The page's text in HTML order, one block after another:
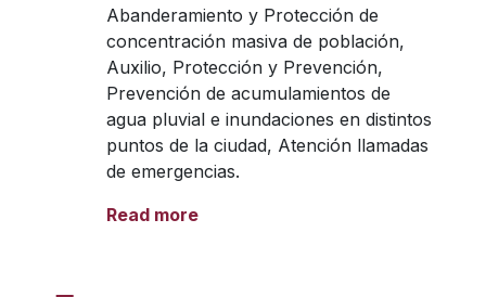
Abanderamiento y Protección de
concentración masiva de población,
Auxilio, Protección y Prevención,
Prevención de acumulamientos de
agua pluvial e inundaciones en distintos
puntos de la ciudad, Atención llamadas
de emergencias.
Read more